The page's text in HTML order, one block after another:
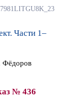
Части 1–
Фёдоров
№ 436